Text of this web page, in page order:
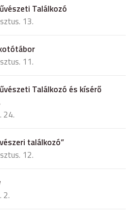
Találkozó
13.
11.
Találkozó és kísérő
24.
találkozó”
12.
2.